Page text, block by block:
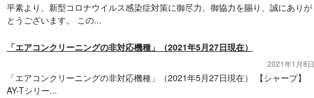
平素より、新型コロナウイルス感染症対策に御尽力、御協力を賜り、誠にありが
とうございます。 この...
「エアコンクリーニングの非対応機種」（2021年5月27日現在）
2021年1月8日
「エアコンクリーニングの非対応機種」（2021年5月27日現在） 【シャープ】
AY-Tシリー...